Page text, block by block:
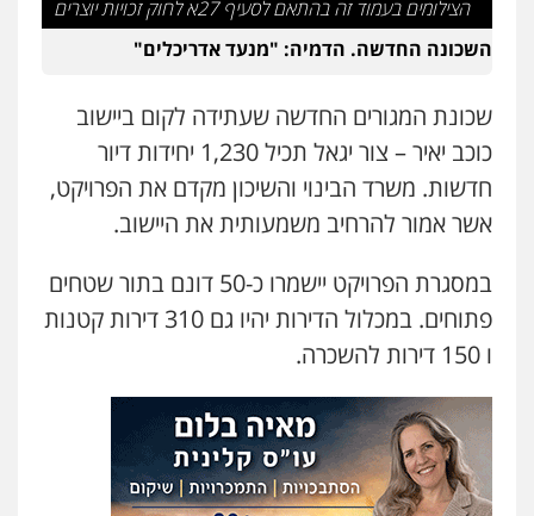
הצילומים בעמוד זה בהתאם לסעיף 27א לחוק זכויות יוצרים
השכונה החדשה. הדמיה: "מנעד אדריכלים"
שכונת המגורים החדשה שעתידה לקום ביישוב
כוכב יאיר – צור יגאל תכיל 1,230 יחידות דיור
חדשות. משרד הבינוי והשיכון מקדם את הפרויקט,
אשר אמור להרחיב משמעותית את היישוב.
במסגרת הפרויקט יישמרו כ-50 דונם בתור שטחים
פתוחים. במכלול הדירות יהיו גם 310 דירות קטנות
ו 150 דירות להשכרה.